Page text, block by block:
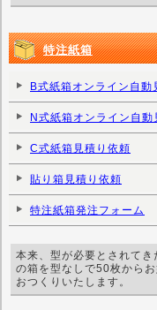
特注紙箱
B式紙箱オンライン自動
N式紙箱オンライン自動
C式紙箱見積り依頼
貼り箱見積り依頼
特注紙箱発注フォーム
本来、型が必要とされてき
の箱を型なしで50枚から
おつくりいたします。